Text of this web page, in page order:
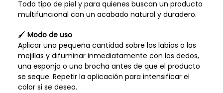
Todo tipo de piel y para quienes buscan un producto
multifuncional con un acabado natural y duradero.
🖌 Modo de uso
Aplicar una pequeña cantidad sobre los labios o las
mejillas y difuminar inmediatamente con los dedos,
una esponja o una brocha antes de que el producto
se seque. Repetir la aplicación para intensificar el
color si se desea.